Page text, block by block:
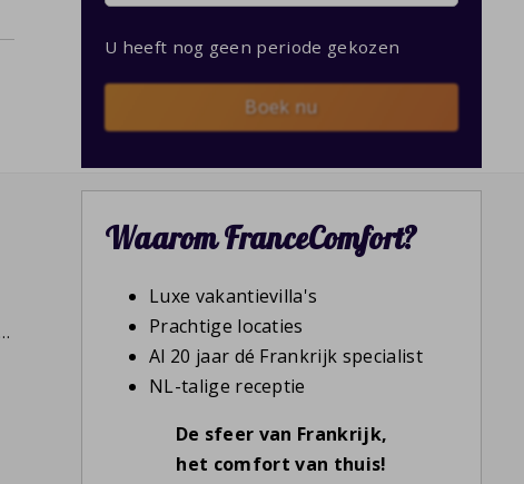
U heeft nog geen periode gekozen
Boek nu
Waarom FranceComfort?
Luxe vakantievilla's
Prachtige locaties
Al 20 jaar dé Frankrijk specialist
NL-talige receptie
De sfeer van Frankrijk,
het comfort van thuis!